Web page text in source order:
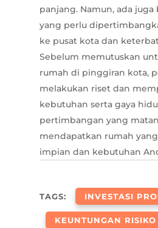
panjang. Namun, ada juga
yang perlu
ke pusat kota dan
Sebelum memutuskan
rumah di pinggiran kota,
melakukan riset dan
kebutuhan serta gaya
pertimbangan yang
mendapatkan rumah
impian dan kebutuhan
TAGS: INVESTASI
KEUNTUNGAN RISIKO